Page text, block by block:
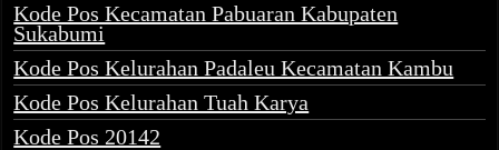
Kode Pos Kecamatan Pabuaran Kabupaten
Sukabumi
Kode Pos Kelurahan Padaleu Kecamatan Kambu
Kode Pos Kelurahan Tuah Karya
Kode Pos 20142